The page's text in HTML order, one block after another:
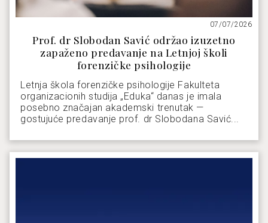
07/07/2026
Prof. dr Slobodan Savić održao izuzetno
zapaženo predavanje na Letnjoj školi
forenzičke psihologije
Letnja škola forenzičke psihologije Fakulteta
organizacionih studija „Eduka“ danas je imala
posebno značajan akademski trenutak —
gostujuće predavanje prof. dr Slobodana Savić...